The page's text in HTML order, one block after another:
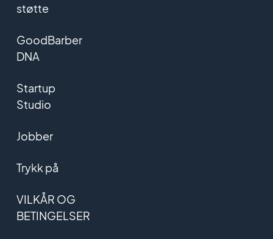
støtte
GoodBarber
DNA
Startup
Studio
Jobber
Trykk på
VILKÅR OG
BETINGELSER